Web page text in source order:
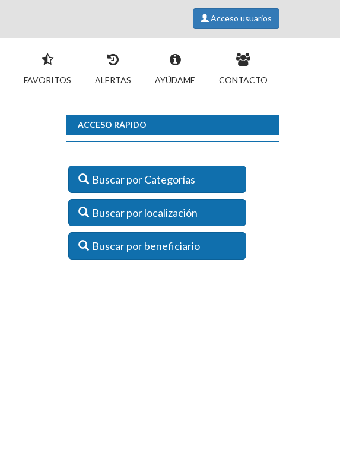
Acceso usuarios
FAVORITOS ALERTAS AYÚDAME CONTACTO
ACCESO RÁPIDO
Buscar por Categorías
Buscar por localización
Buscar por beneficiario